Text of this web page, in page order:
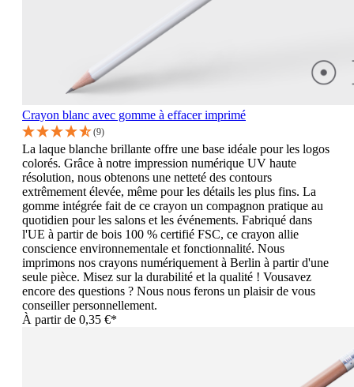
Crayon blanc avec gomme à effacer imprimé
(9)
La laque blanche brillante offre une base idéale pour les logos
colorés. Grâce à notre impression numérique UV haute
résolution, nous obtenons une netteté des contours
extrêmement élevée, même pour les détails les plus fins. La
gomme intégrée fait de ce crayon un compagnon pratique au
quotidien pour les salons et les événements. Fabriqué dans
l'UE à partir de bois 100 % certifié FSC, ce crayon allie
conscience environnementale et fonctionnalité. Nous
imprimons nos crayons numériquement à Berlin à partir d'une
seule pièce. Misez sur la durabilité et la qualité ! Vousavez
encore des questions ? Nous nous ferons un plaisir de vous
conseiller personnellement.
À partir de 0,35 €*